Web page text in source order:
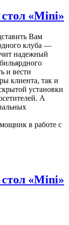
«Mini»
Вам
клуба —
надежный
и вести
клиента, так и
установки
А
в работе с
«Mini»